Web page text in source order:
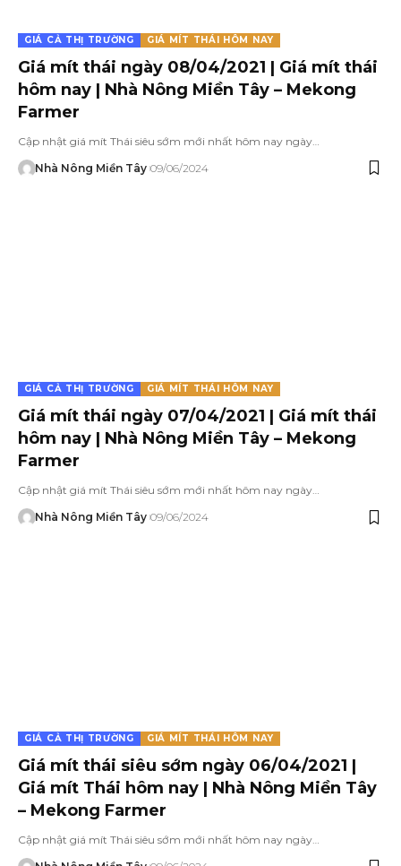
GIÁ CẢ THỊ TRƯỜNG GIÁ MÍT THÁI HÔM NAY
Giá mít thái ngày 08/04/2021 | Giá mít thái
hôm nay | Nhà Nông Miền Tây – Mekong
Farmer
Cập nhật giá mít Thái siêu sớm mới nhất hôm nay ngày…
Nhà Nông Miền Tây 09/06/2024
GIÁ CẢ THỊ TRƯỜNG GIÁ MÍT THÁI HÔM NAY
Giá mít thái ngày 07/04/2021 | Giá mít thái
hôm nay | Nhà Nông Miền Tây – Mekong
Farmer
Cập nhật giá mít Thái siêu sớm mới nhất hôm nay ngày…
Nhà Nông Miền Tây 09/06/2024
GIÁ CẢ THỊ TRƯỜNG GIÁ MÍT THÁI HÔM NAY
Giá mít thái siêu sớm ngày 06/04/2021 |
Giá mít Thái hôm nay | Nhà Nông Miền Tây
– Mekong Farmer
Cập nhật giá mít Thái siêu sớm mới nhất hôm nay ngày…